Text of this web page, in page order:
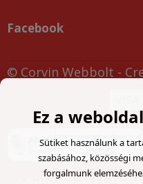
Facebook
© Corvin Webbolt -
Ez a
Sütiket használunk a
szabásához, közösségi
forgalmunk